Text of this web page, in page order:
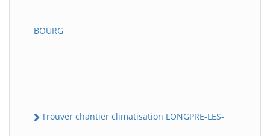
BOURG
Trouver chantier climatisation LONGPRE-LES-